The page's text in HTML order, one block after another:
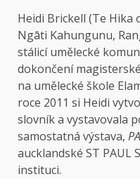
Heidi Brickell (Te Hika
Ngāti Kahungunu,
stálicí umělecké
dokončení
na umělecké škole
roce 2011 si Heidi
slovník a vystavovala
samostatná výstava,
aucklandské ST PAUL
instituci.